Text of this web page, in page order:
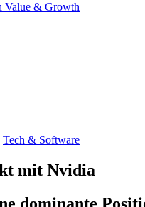
Value & Growth
Tech & Software
mit Nvidia